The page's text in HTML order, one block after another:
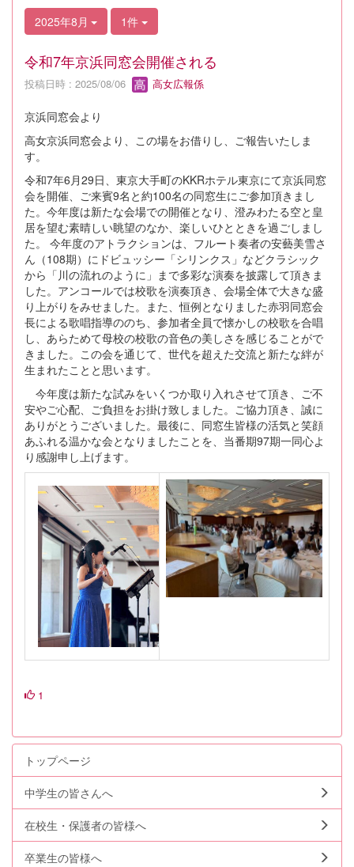
2025年8月 1件
令和7年京浜同窓会開催される
投稿日時 : 2025/08/06 高女広報係
京浜同窓会より
高女京浜同窓会より、この場をお借りし、ご報告いたしま
す。
令和7年6月29日、東京大手町のKKRホテル東京にて京浜同窓
会を開催、ご来賓9名と約100名の同窓生にご参加頂きまし
た。今年度は新たな会場での開催となり、澄みわたる空と皇
居を望む素晴しい眺望のなか、楽しいひとときを過ごしまし
た。 今年度のアトラクションは、フルート奏者の安藝美雪さ
ん（108期）にドビュッシー「シリンクス」などクラシック
から「川の流れのように」まで多彩な演奏を披露して頂きま
した。アンコールでは校歌を演奏頂き、会場全体で大きな盛
り上がりをみせました。また、恒例となりました赤羽同窓会
長による歌唱指導ののち、参加者全員で懐かしの校歌を合唱
し、あらためて母校の校歌の音色の美しさを感じることがで
きました。この会を通じて、世代を超えた交流と新たな絆が
生まれたことと思います。
今年度は新たな試みをいくつか取り入れさせて頂き、ご不
安やご心配、ご負担をお掛け致しました。ご協力頂き、誠に
ありがとうございました。最後に、同窓生皆様の活気と笑顔
あふれる温かな会となりましたことを、当番期97期一同心よ
り感謝申し上げます。
1
トップページ
中学生の皆さんへ
在校生・保護者の皆様へ
卒業生の皆様へ